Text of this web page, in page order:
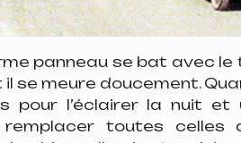
panneau se bat avec le
il se meure doucement.
pour l’éclairer la nuit
toutes celles